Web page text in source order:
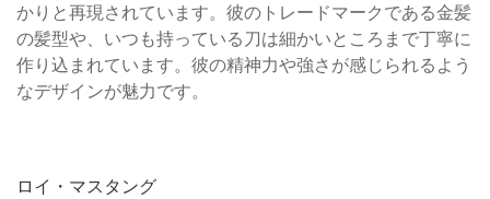
かりと再現されています。彼のトレードマークである金髪
の髪型や、いつも持っている刀は細かいところまで丁寧に
作り込まれています。彼の精神力や強さが感じられるよう
なデザインが魅力です。
ロイ・マスタング